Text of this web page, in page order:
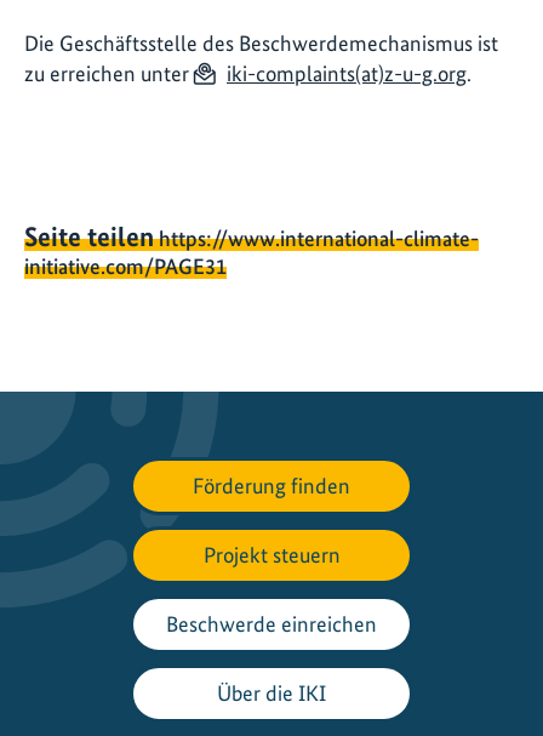
Die Geschäftsstelle des Beschwerdemechanismus ist
zu erreichen unter
iki-complaints(at)z-u-g.org.
Seite teilenhttps://www.international-climate-
initiative.com/PAGE31
Förderung finden
Projekt steuern
Beschwerde einreichen
Über die IKI